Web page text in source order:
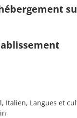
Italien, Langues et